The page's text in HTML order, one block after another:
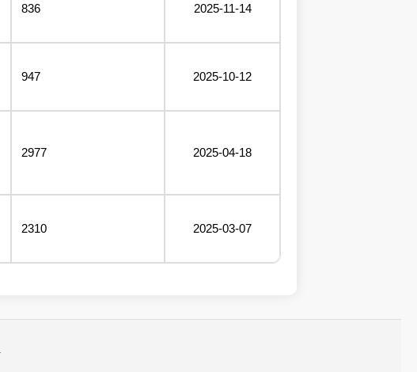
836 2025-11-14
947 2025-10-12
2977 2025-04-18
2310 2025-03-07